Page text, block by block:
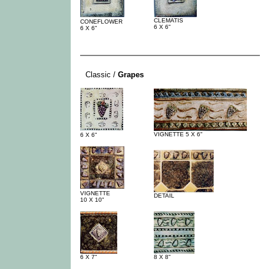
CONEFLOWER
6 X 6"
CLEMATIS
6 X 6"
Classic / Grapes
6 X 6" VIGNETTE 5 X 6"
VIGNETTE
10 X 10"
DETAIL
6 X 7" 8 X 8"